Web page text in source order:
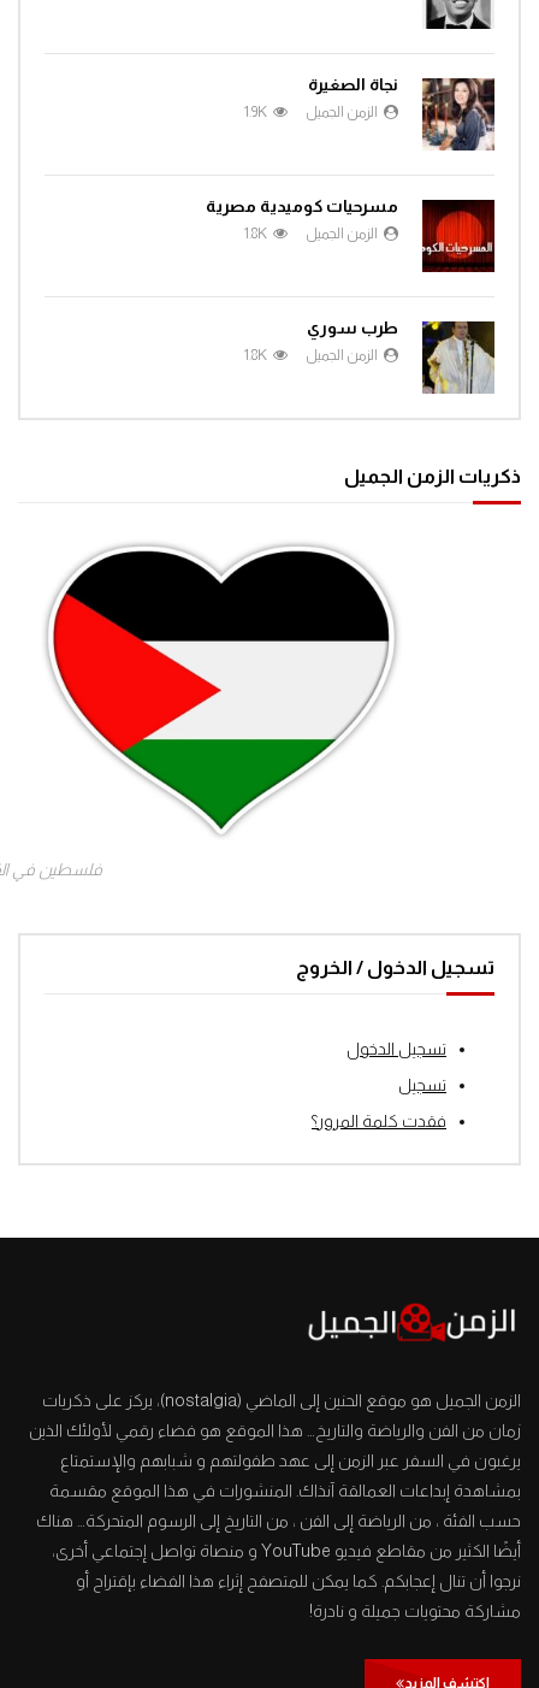
نجاة الصغيرة
الزمن الجميل 1.9K
مسرحيات كوميدية مصرية
الزمن الجميل 1.8K
طرب سوري
الزمن الجميل 1.8K
ذكريات الزمن الجميل
فلسطين في
تسجيل الدخول / الخروج
تسجيل الدخول
تسجيل
فقدت كلمة المرور؟
الزمن الجميل هو موقع الحنين إلى الماضي (nostalgia)، يركز على ذكريات
زمان من الفن والرياضة والتاريخ… هذا الموقع هو فضاء رقمي لأولئك الذين
يرغبون في السفر عبر الزمن إلى عهد طفولتهم و شبابهم والإستمتاع
بمشاهدة إبداعات العمالقة آنذاك. المنشورات في هذا الموقع مقسمة
حسب الفئة ، من الرياضة إلى الفن ، من التاريخ إلى الرسوم المتحركة… هناك
أيضًا الكثير من مقاطع فيديو YouTube و منصاة تواصل إجتماعي أخرى،
نرجوا أن تنال إعجابكم. كما يمكن للمتصفح إثراء هذا الفضاء بإقتراح أو
مشاركة محتويات جميلة و نادرة!
اكتشف المزيد